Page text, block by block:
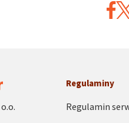
Regulaminy
Regulamin